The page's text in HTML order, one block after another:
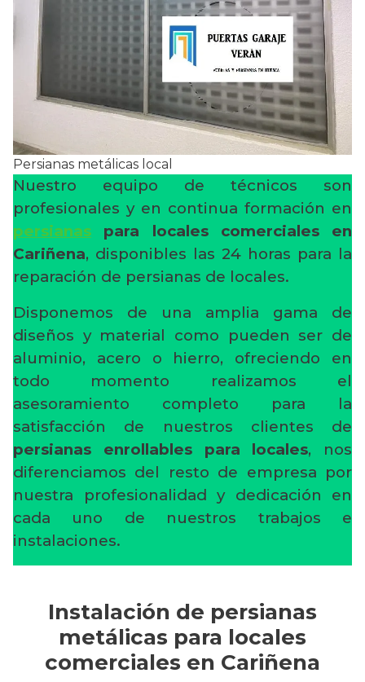
Persianas metálicas local
Nuestro equipo de técnicos son
profesionales y en continua formación en
persianas para locales comerciales en
Cariñena, disponibles las 24 horas para la
reparación de persianas de locales.
Disponemos de una amplia gama de
diseños y material como pueden ser de
aluminio, acero o hierro, ofreciendo en
todo momento realizamos el
asesoramiento completo para la
satisfacción de nuestros clientes de
persianas enrollables para locales, nos
diferenciamos del resto de empresa por
nuestra profesionalidad y dedicación en
cada uno de nuestros trabajos e
instalaciones.
Instalación de persianas
metálicas para locales
comerciales en Cariñena